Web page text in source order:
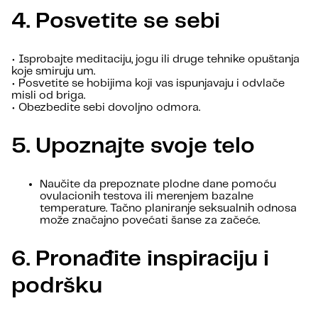
4. Posvetite se sebi
• Isprobajte meditaciju, jogu ili druge tehnike opuštanja
koje smiruju um.
• Posvetite se hobijima koji vas ispunjavaju i odvlače
misli od briga.
• Obezbedite sebi dovoljno odmora.
5. Upoznajte svoje telo
Naučite da prepoznate plodne dane pomoću
ovulacionih testova ili merenjem bazalne
temperature. Tačno planiranje seksualnih odnosa
može značajno povećati šanse za začeće.
6. Pronađite inspiraciju i
podršku